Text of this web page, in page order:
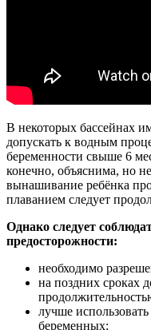
В некоторых бассейнах
допускать к водным
беременности свыше 6
конечно, объяснима, но
вынашивание ребёнка
плаванием следует
Однако следует
предосторожности:
необходимо
на поздних сроках
лучше
беременных;